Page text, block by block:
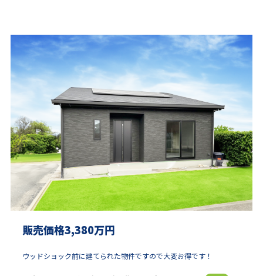
販売価格3,380万円
ウッドショック前に建てられた物件ですので大変お得です！